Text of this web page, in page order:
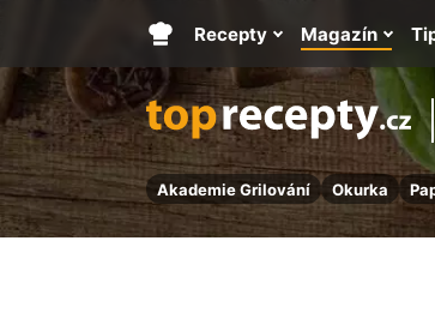
Akademie Grilování Okurka
Hlavní
stránka
Recepty Magazín